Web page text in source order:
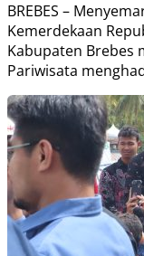
BREBES –
Kemerdekaan
Kabupaten Brebes
Pariwisata